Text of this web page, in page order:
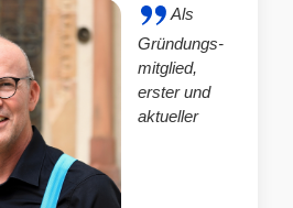
Als
Gründungs-
mitglied,
erster und
aktueller